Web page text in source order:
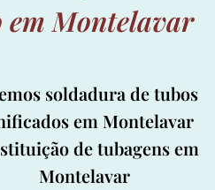
em Montelavar
soldadura de tubos
em Montelavar
de tubagens em
Montelavar